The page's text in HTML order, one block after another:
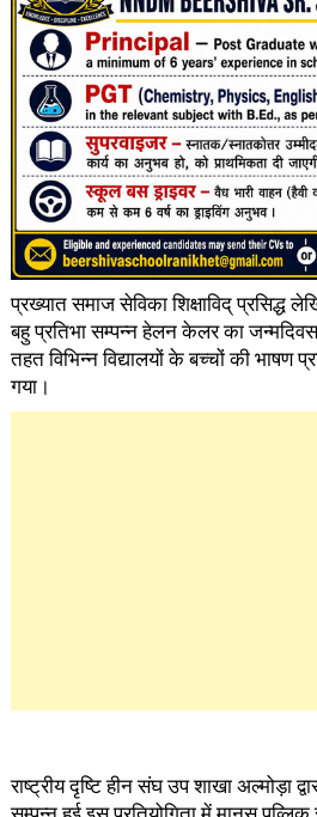
प्रख्यात समाज सेविका शिक्षाविद् प्रसिद्ध
बहु प्रतिभा सम्पन्न हेलन केलर का
तहत विभिन्न विद्यालयों के बच्चों की भाषण
गया।
राष्ट्रीय दृष्टि हीन संघ उप शाखा अल्मोड़ा